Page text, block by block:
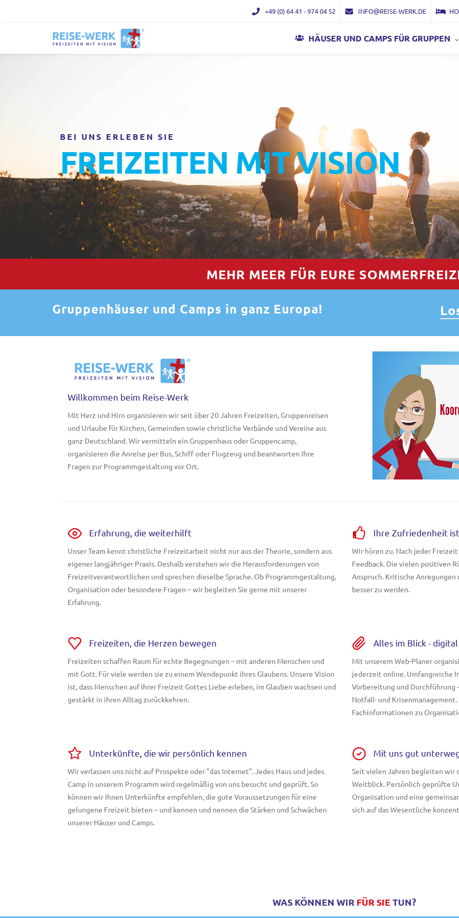
+49 (0) 64 41 - 974 04 52 INFO@REISE-WERK.DE
HÄUSER UND CAMPS FÜR GRUPPEN
BEI UNS ERLEBEN SIE
FREIZEITEN MIT VISION
MEHR MEER FÜR EURE
Gruppenhäuser und Camps in ganz Europa!
Willkommen beim Reise-Werk
Mit Herz und Hirn organisieren wir seit über 20 Jahren Freizeiten, Gruppenreisen
und Urlaube für Kirchen, Gemeinden sowie christliche Verbände und Vereine aus
ganz Deutschland. Wir vermitteln ein Gruppenhaus oder Gruppencamp,
organisieren die Anreise per Bus, Schiff oder Flugzeug und beantworten Ihre
Fragen zur Programmgestaltung vor Ort.
Erfahrung, die weiterhilft
Unser Team kennt christliche Freizeitarbeit nicht nur aus der Theorie, sondern aus
eigener langjähriger Praxis. Deshalb verstehen wir die Herausforderungen von
Freizeitverantwortlichen und sprechen dieselbe Sprache. Ob Programmgestaltung,
Organisation oder besondere Fragen – wir begleiten Sie gerne mit unserer
Erfahrung.
Ihre Zufriedenheit
Wir hören zu. Nach jeder
Feedback. Die vielen positiven
Anspruch. Kritische
besser zu werden.
Freizeiten, die Herzen bewegen
Freizeiten schaffen Raum für echte Begegnungen – mit anderen Menschen und
mit Gott. Für viele werden sie zu einem Wendepunkt ihres Glaubens. Unsere Vision
ist, dass Menschen auf Ihrer Freizeit Gottes Liebe erleben, im Glauben wachsen und
gestärkt in ihren Alltag zurückkehren.
Alles im Blick -
Mit unserem Web-Planer
jederzeit online. Umfangreiche
Vorbereitung und Durchführung
Notfall- und
Fachinformationen zu
Unterkünfte, die wir persönlich kennen
Wir verlassen uns nicht auf Prospekte oder "das Internet". Jedes Haus und jedes
Camp in unserem Programm wird regelmäßig von uns besucht und geprüft. So
können wir Ihnen Unterkünfte empfehlen, die gute Voraussetzungen für eine
gelungene Freizeit bieten – und kennen und nennen die Stärken und Schwächen
unserer Häuser und Camps.
Mit uns gut
Seit vielen Jahren begleiten wir
Weitblick. Persönlich geprüfte
Organisation und eine
sich auf das Wesentliche
WAS KÖNNEN WIR FÜR SIETUN?